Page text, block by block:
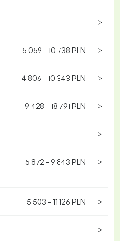
>
5 059 - 10 738 PLN >
4 806 - 10 343 PLN >
9 428 - 18 791 PLN >
>
5 872 - 9 843 PLN >
5 503 - 11 126 PLN >
>